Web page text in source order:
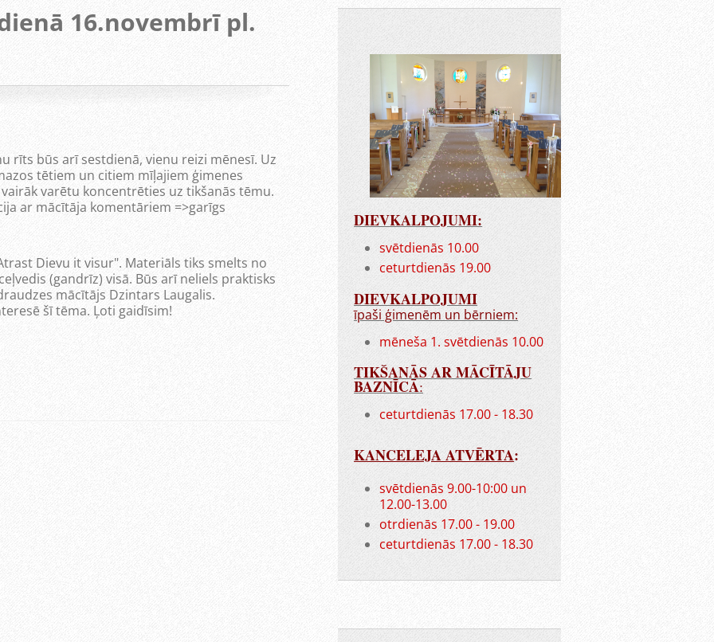
16.novembrī pl.
rīts būs arī sestdienā, vienu reizi mēnesī. Uz
tētiem un citiem mīļajiem ģimenes
varētu koncentrēties uz tikšanās tēmu.
ar mācītāja komentāriem =>garīgs
Dievu it visur". Materiāls tiks smelts no
(gandrīz) visā. Būs arī neliels praktisks
mācītājs Dzintars Laugalis.
šī tēma. Ļoti gaidīsim!
DIEVKALPOJUMI:
svētdienās 10.00
ceturtdienās 19.00
DIEVKALPOJUMI
īpaši ģimenēm un bērniem:
mēneša 1. svētdienās 10.00
TIKŠANĀS AR MĀCĪTĀJU
BAZNĪCĀ:
ceturtdienās 17.00 - 18.30
KANCELEJA ATVĒRTA:
svētdienās 9.00-10:00 un
12.00-13.00
otrdienās 17.00 - 19.00
ceturtdienās 17.00 - 18.30